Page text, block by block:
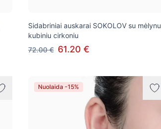
Sidabriniai auskarai SOKOLOV su mėlynu
kubiniu cirkoniu
72.00 € 61.20 €
Nuolaida -15%